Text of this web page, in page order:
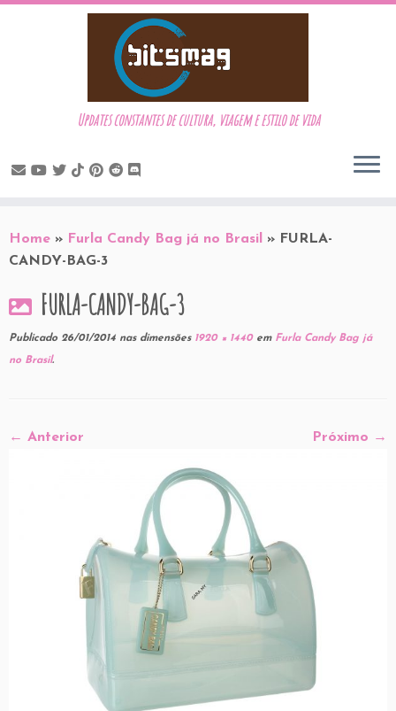
to
content
Updates constantes de cultura, viagem e estilo de vida
Home » Furla Candy Bag já no Brasil » FURLA-
CANDY-BAG-3
FURLA-CANDY-BAG-3
Publicado 26/01/2014 nas dimensões1920 × 1440emFurla Candy Bag já
no Brasil.
← Anterior Próximo →